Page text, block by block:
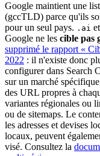
Google maintient une
(gccTLD) parce qu'ils
pour un seul pays. .ai et
Google ne les cible pas
supprimé le rapport «
2022 : il n'existe donc
configurer dans Search
sur un marché
des URL propres à
variantes régionales ou
ou de sitemaps. Le
les adresses et devises
locaux, peuvent
visé. Consultez la